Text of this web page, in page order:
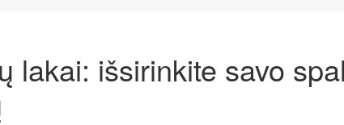
lakai: išsirinkite savo